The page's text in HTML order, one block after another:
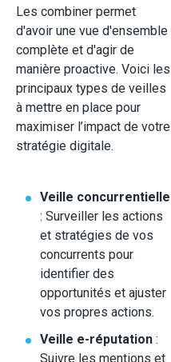
Les combiner permet
d'avoir une vue d'ensemble
complète et d'agir de
manière proactive. Voici les
principaux types de veilles
à mettre en place pour
maximiser l’impact de votre
stratégie digitale.
Veille concurrentielle
: Surveiller les actions
et stratégies de vos
concurrents pour
identifier des
opportunités et ajuster
vos propres actions.
Veille e-réputation :
Suivre les mentions et